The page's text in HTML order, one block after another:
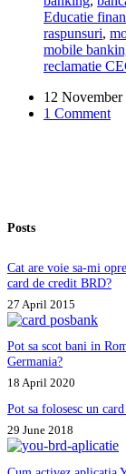
Educatie
raspunsuri,
mobile
reclamatie
12 November
1 Comment
Posts
Cat are voie sa-mi
card de credit BRD?
27 April 2015
Pot sa scot bani in
Germania?
18 April 2020
Pot sa folosesc un
29 June 2018